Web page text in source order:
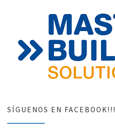
SÍGUENOS EN FACEBOOK!!!